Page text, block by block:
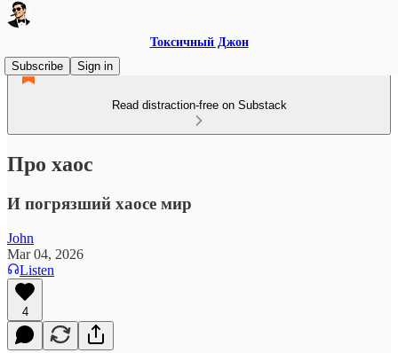
Токсичный Джон
Subscribe
Sign in
Read distraction-free on Substack
Про хаос
И погрязший хаосе мир
John
Mar 04, 2026
Listen
4